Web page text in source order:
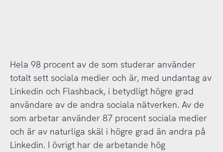
Hela 98 procent av de som studerar använder
totalt sett sociala medier och är, med undantag av
Linkedin och Flashback, i betydligt högre grad
användare av de andra sociala nätverken. Av de
som arbetar använder 87 procent sociala medier
och är av naturliga skäl i högre grad än andra på
Linkedin. I övrigt har de arbetande hög